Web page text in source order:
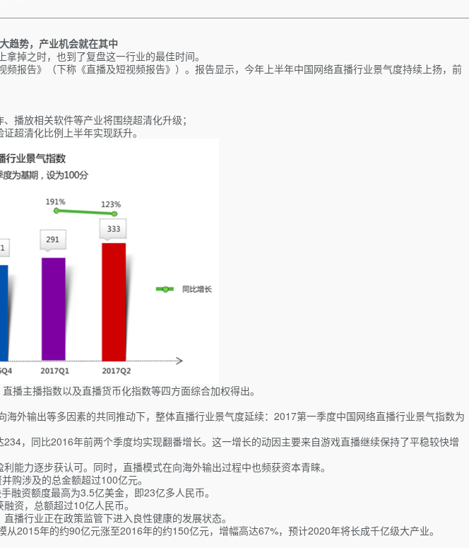
趋势，产业机会就在其中
掉之时，也到了复盘这一行业的最佳时间。
报告》（下称《直播及短视频报告》）。报告显示，今年上半年中国网络直播行业景气度持续上扬，前
播放相关软件等产业将围绕超清化升级；
超清化比例上半年实现跃升。
播主播指数以及直播货币化指数等四方面综合加权得出。
外输出等多因素的共同推动下，整体直播行业景气度延续：2017第一季度中国网络直播行业景气指数为
，同比2016年前两个季度均实现翻番增长。这一增长的动因主要来自游戏直播继续保持了平稳较快增
力逐步获认可。同时，直播模式在向海外输出过程中也频获资本青睐。
购涉及的总金额超过100亿元。
资额度最高为3.5亿美金，即23亿多人民币。
资，总额超过10亿人民币。
播行业正在政策监管下进入良性健康的发展状态。
2015年的约90亿元涨至2016年的约150亿元，增幅高达67%，预计2020年将长成千亿级大产业。